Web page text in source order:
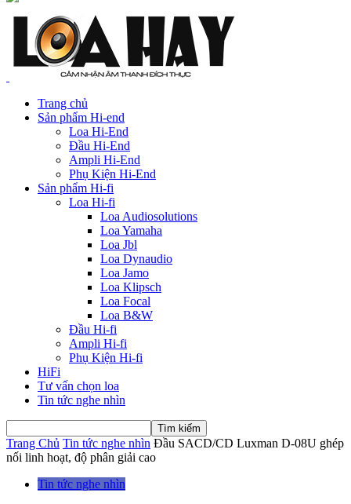
Trang chủ
Sản phẩm Hi-end
Loa Hi-End
Đầu Hi-End
Ampli Hi-End
Phụ Kiện Hi-End
Sản phẩm Hi-fi
Loa Hi-fi
Loa Audiosolutions
Loa Yamaha
Loa Jbl
Loa Dynaudio
Loa Jamo
Loa Klipsch
Loa Focal
Loa B&W
Đầu Hi-fi
Ampli Hi-fi
Phụ Kiện Hi-fi
HiFi
Tư vấn chọn loa
Tin tức nghe nhìn
Trang Chủ Tin tức nghe nhìn Đầu SACD/CD Luxman D-08U ghép
nối linh hoạt, độ phân giải cao
Tin tức nghe nhìn